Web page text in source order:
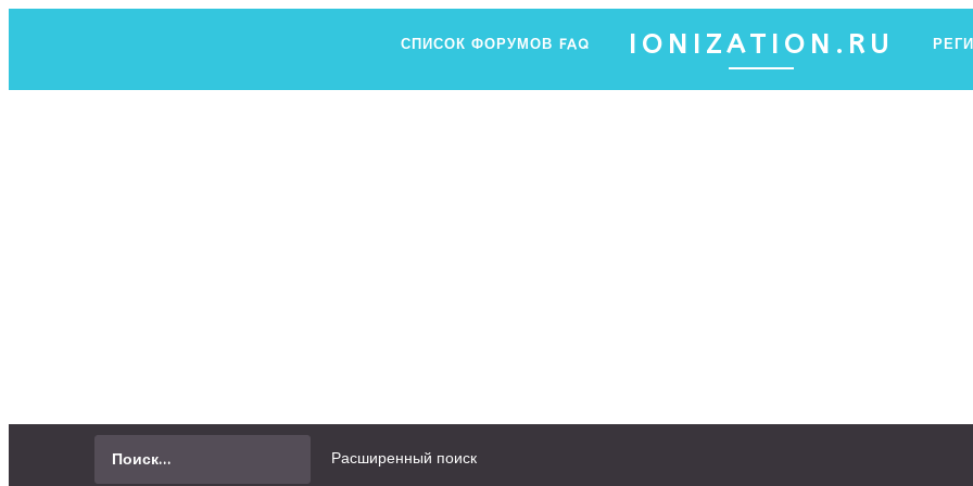
СПИСОК ФОРУМОВ FAQ IONIZATION.RU
Расширенный поиск